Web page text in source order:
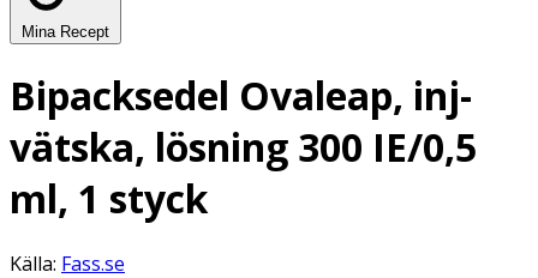
Mina Recept
Bipacksedel Ovaleap, inj-
vätska, lösning 300 IE/0,5
ml, 1 styck
Källa: Fass.se